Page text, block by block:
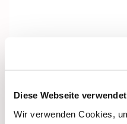
Diese Webseite
Wir verwenden Cookies,